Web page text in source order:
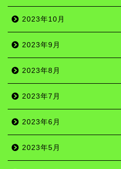
2023年10月
2023年9月
2023年8月
2023年7月
2023年6月
2023年5月